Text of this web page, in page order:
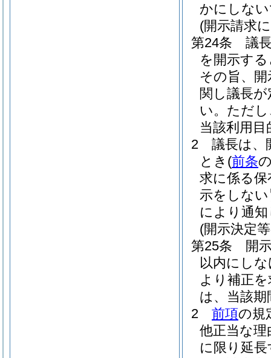
かにしな
(開示請求
第24条
議
を開示す
その旨、
関し議長
い。 ただ
当該利用
2
議長は、
とき (前条
求に係る
示をしな
により通
(開示決定
第25条
開
以内にし
より補正
は、当該
2
前項の規
他正当な
に限り延